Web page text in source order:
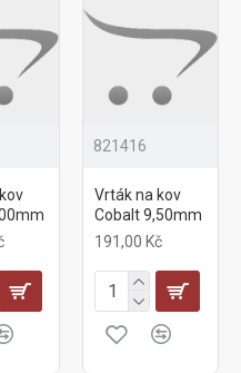
821416
Vrták na kov
Cobalt 9,50mm
191,00 Kč